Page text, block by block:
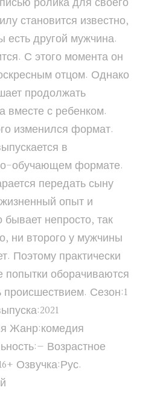
становится известно,
есть другой мужчина.
С этого момента он
отцом. Однако
продолжать
вместе с ребенком.
изменился формат.
в
обучающем формате.
передать сыну
опыт и
бывает непросто, так
ни второго у мужчины
Поэтому практически
попытки оборачиваются
Сезон:1
Жанр:комедия
Возрастное
Озвучка:Рус.